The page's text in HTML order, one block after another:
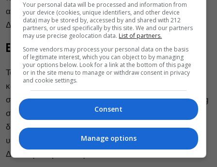
από την χορογράφο Sasha Waltz.
Δείτε την παράστασηεδώ.
Εθνικό Θέατρο της Αγγλίας
Το Εθνικό Θέατρο της Αγγλίας προβάλει την
κωμωδία
«Δωδεκάτη Νύχτα»
σε σκηνοθεσία του Simon Godwin και την Tamsin Greig
στον ρόλο του Μαλβόλιο. Η παράσταση θα είναι
διαθέσιμη έως τις 30/4 και διαθέτει αγγλικούς
υπότιτλους.
Δείτε την παράσταση
Your personal data will be processed and information from
your device (cookies, unique identifiers, and other device
data) may be stored by, accessed by and shared with 212
partners, or used specifically by this site. We and our partners
may use precise geolocation data. List of partners.
Some vendors may process your personal data on the basis
of legitimate interest, which you can object to by managing
your options below. Look for a link at the bottom of this page
or in the site menu to manage or withdraw consent in privacy
and cookie settings.
Consent
Manage options